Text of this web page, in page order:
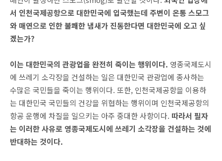
서 인천국제공항으로 대한민국에 입국했는데 주변이 온통 스모그
와 매연으로 인한 불쾌한 냄새가 진동한다면 대한민국에 오고 싶
겠는가?
이는 대한민국의 관광업을 완전히 죽이는 행위이다. 영종국제도시
에 쓰레기 소각장을 건설하는 일은 대한민국 관광업에 종사하는
수많은 국민들을 죽이는 행위이다. 또한, 인천국제공항을 이용하
는 대한민국 국민들의 건강을 위협하는 행위이며 인천국제공항의
항공 운행에 차질을 일으키는 아주 중대한 사항이다. 따라서 필자
는 이러한 사유로 영종국제도시에 쓰레기 소각장을 건설하는 것에
반대하는 것이다.